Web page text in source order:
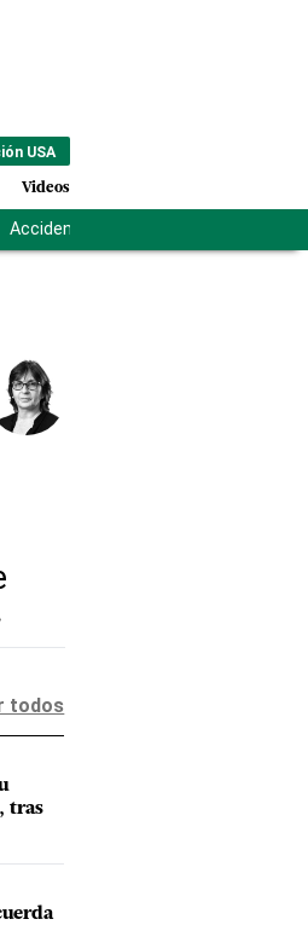
USA
Videos
Accidente Los Ríos
todos
tras